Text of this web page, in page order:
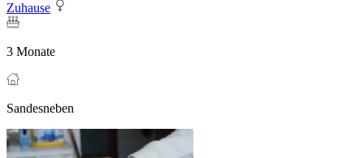
Zuhause
3 Monate
Sandesneben